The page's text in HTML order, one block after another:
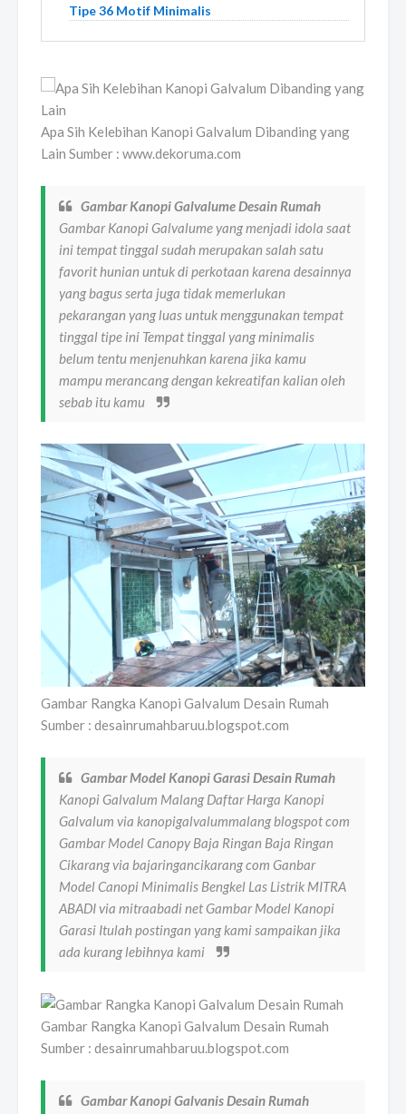
Tipe 36 Motif Minimalis
Apa Sih Kelebihan Kanopi Galvalum Dibanding yang
Lain Sumber : www.dekoruma.com
Gambar Kanopi Galvalume Desain Rumah
Gambar Kanopi Galvalume yang menjadi idola saat
ini tempat tinggal sudah merupakan salah satu
favorit hunian untuk di perkotaan karena desainnya
yang bagus serta juga tidak memerlukan
pekarangan yang luas untuk menggunakan tempat
tinggal tipe ini Tempat tinggal yang minimalis
belum tentu menjenuhkan karena jika kamu
mampu merancang dengan kekreatifan kalian oleh
sebab itu kamu
Gambar Rangka Kanopi Galvalum Desain Rumah
Sumber : desainrumahbaruu.blogspot.com
Gambar Model Kanopi Garasi Desain Rumah
Kanopi Galvalum Malang Daftar Harga Kanopi
Galvalum via kanopigalvalummalang blogspot com
Gambar Model Canopy Baja Ringan Baja Ringan
Cikarang via bajaringancikarang com Ganbar
Model Canopi Minimalis Bengkel Las Listrik MITRA
ABADI via mitraabadi net Gambar Model Kanopi
Garasi Itulah postingan yang kami sampaikan jika
ada kurang lebihnya kami
Gambar Rangka Kanopi Galvalum Desain Rumah
Sumber : desainrumahbaruu.blogspot.com
Gambar Kanopi Galvanis Desain Rumah